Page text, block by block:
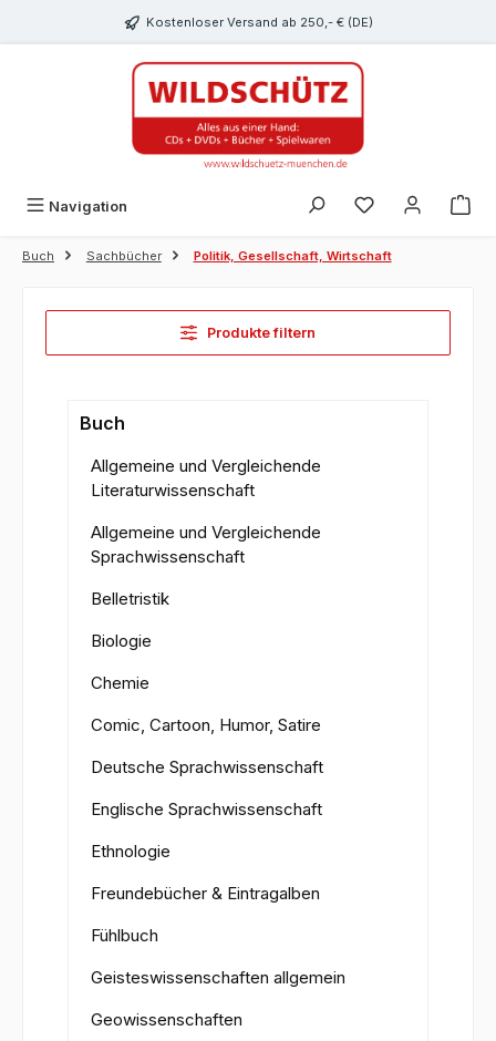
Kostenloser Versand ab 250,- € (DE)
Navigation Du hast 0
Buch Sachbücher Politik, Gesellschaft, Wirtschaft
Produkte filtern
Buch
Allgemeine und Vergleichende
Literaturwissenschaft
Allgemeine und Vergleichende
Sprachwissenschaft
Belletristik
Biologie
Chemie
Comic, Cartoon, Humor, Satire
Deutsche Sprachwissenschaft
Englische Sprachwissenschaft
Ethnologie
Freundebücher & Eintragalben
Fühlbuch
Geisteswissenschaften allgemein
Geowissenschaften